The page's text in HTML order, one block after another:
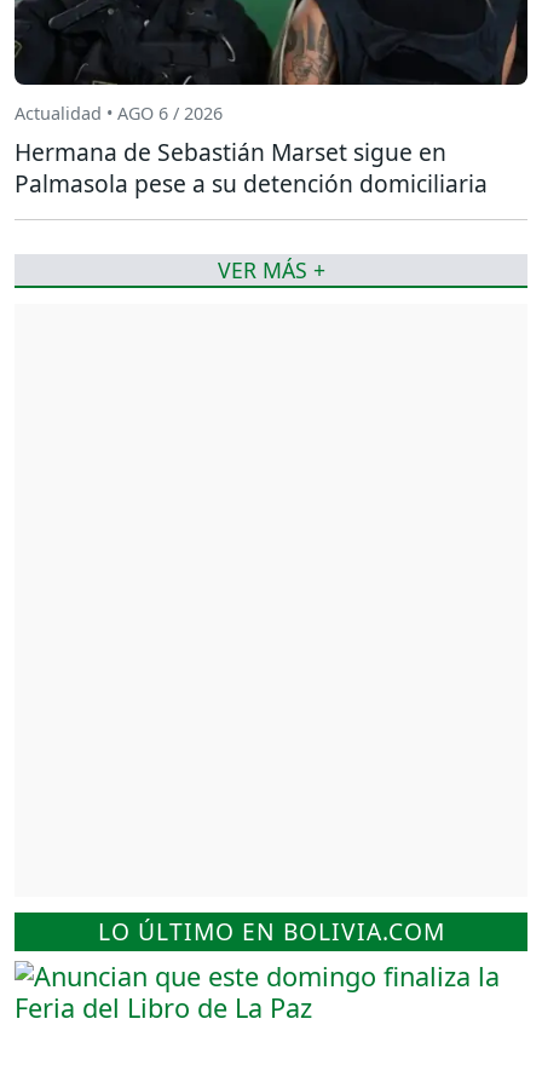
LO ÚLTIMO EN BOLIVIA.COM
Actualidad • AGO 6 / 2026
Hermana de Sebastián Marset sigue en
Palmasola pese a su detención domiciliaria
VER MÁS +